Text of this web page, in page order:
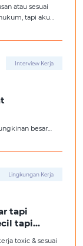
atau sesuai
tapi aku
Interview Kerja
besar
aku fresh
Lingkungan Kerja
tapi
tapi
toxic & sesuai